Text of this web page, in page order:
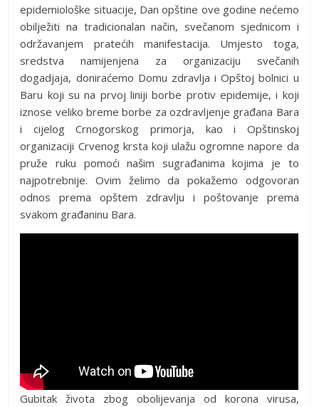
epidemiološke situacije, Dan opštine ove godine nećemo
obilježiti na tradicionalan način, svečanom sjednicom i
održavanjem pratećih manifestacija. Umjesto toga,
sredstva namijenjena za organizaciju svečanih
dogadjaja, doniraćemo Domu zdravlja i Opštoj bolnici u
Baru koji su na prvoj liniji borbe protiv epidemije, i koji
iznose veliko breme borbe za ozdravljenje građana Bara
i cijelog Crnogorskog primorja, kao i Opštinskoj
organizaciji Crvenog krsta koji ulažu ogromne napore da
pruže ruku pomoći našim sugrađanima kojima je to
najpotrebnije. Ovim želimo da pokažemo odgovoran
odnos prema opštem zdravlju i poštovanje prema
svakom građaninu Bara.
Gubitak života zbog obolijevanja od korona virusa,